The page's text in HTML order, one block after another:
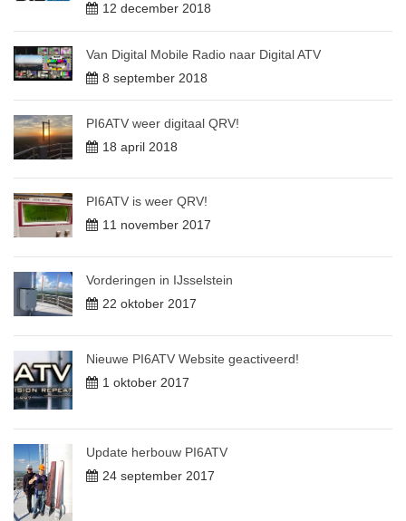
12 december 2018
Van Digital Mobile Radio naar Digital ATV
8 september 2018
PI6ATV weer digitaal QRV!
18 april 2018
PI6ATV is weer QRV!
11 november 2017
Vorderingen in IJsselstein
22 oktober 2017
Nieuwe PI6ATV Website geactiveerd!
1 oktober 2017
Update herbouw PI6ATV
24 september 2017